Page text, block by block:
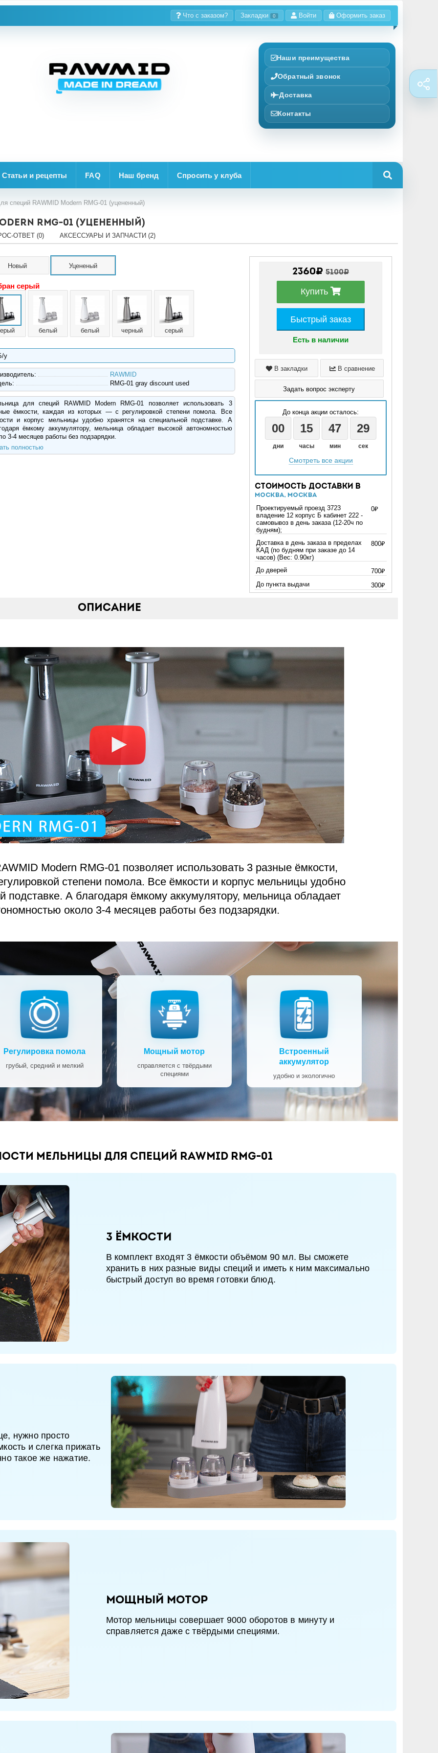
Что с заказом? Закладки 0 Войти Оформить заказ
Наши преимущества
Обратный звонок
Доставка
Контакты
Статьи и рецепты FAQ Наш бренд Спросить у клуба
специй RAWMID Modern RMG-01 (уцененный)
RMG-01 (уцененный)
ОТВЕТ (0) АКСЕССУАРЫ И ЗАПЧАСТИ (2)
2360₽ 5100₽
Купить
Быстрый заказ
Есть в наличии
В закладки В сравнение
Задать вопрос эксперту
До конца акции осталось:
00 15 47 27
дни часы мин сек
Смотреть все акции
Стоимость доставки в
Москва, Москва
Проектируемый проезд 3723
владение 12 корпус Б кабинет 222 -
самовывоз в день заказа (12-20ч по
будням);
0₽
Доставка в день заказа в пределах
КАД (по будням при заказе до 14
часов) (Вес: 0.90кг)
800₽
До дверей
700₽
До пункта выдачи
300₽
Новый Уцененый
серый
белый белый черный серый
у
RAWMID
RMG-01 gray discount used
для специй RAWMID Modern RMG-01 позволяет использовать 3
ёмкости, каждая из которых — с регулировкой степени помола. Все
и корпус мельницы удобно хранятся на специальной подставке. А
ёмкому аккумулятору, мельница обладает высокой автономностью
3-4 месяцев работы без подзарядки.
полностью
Описание
Modern RMG-01 позволяет использовать 3 разные ёмкости,
степени помола. Все ёмкости и корпус мельницы удобно
подставке. А благодаря ёмкому аккумулятору, мельница обладает
около 3-4 месяцев работы без подзарядки.
Регулировка помола
грубый, средний и мелкий
Мощный мотор
справляется с твёрдыми
специями
Встроенный
аккумулятор
удобно и экологично
мельницы для специй RAWMID RMG-01
3 ёмкости
В комплект входят 3 ёмкости объёмом 90 мл. Вы сможете
хранить в них разные виды специй и иметь к ним максимально
быстрый доступ во время готовки блюд.
нужно просто
и слегка прижать
такое же нажатие.
Мощный мотор
Мотор мельницы совершает 9000 оборотов в минуту и
справляется даже с твёрдыми специями.